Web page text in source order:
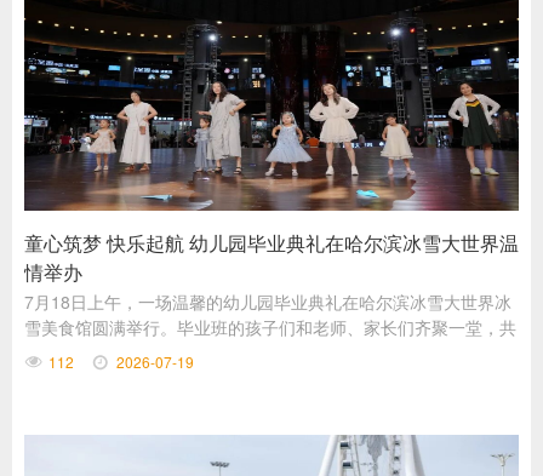
童心筑梦 快乐起航 幼儿园毕业典礼在哈尔滨冰雪大世界温
情举办
7月18日上午，一场温馨的幼儿园毕业典礼在哈尔滨冰雪大世界冰
雪美食馆圆满举行。毕业班的孩子们和老师、家长们齐聚一堂，共
同见证这一珍贵的成长时刻，为美好的幼儿园时光画上圆满的句
112 2026-07-19